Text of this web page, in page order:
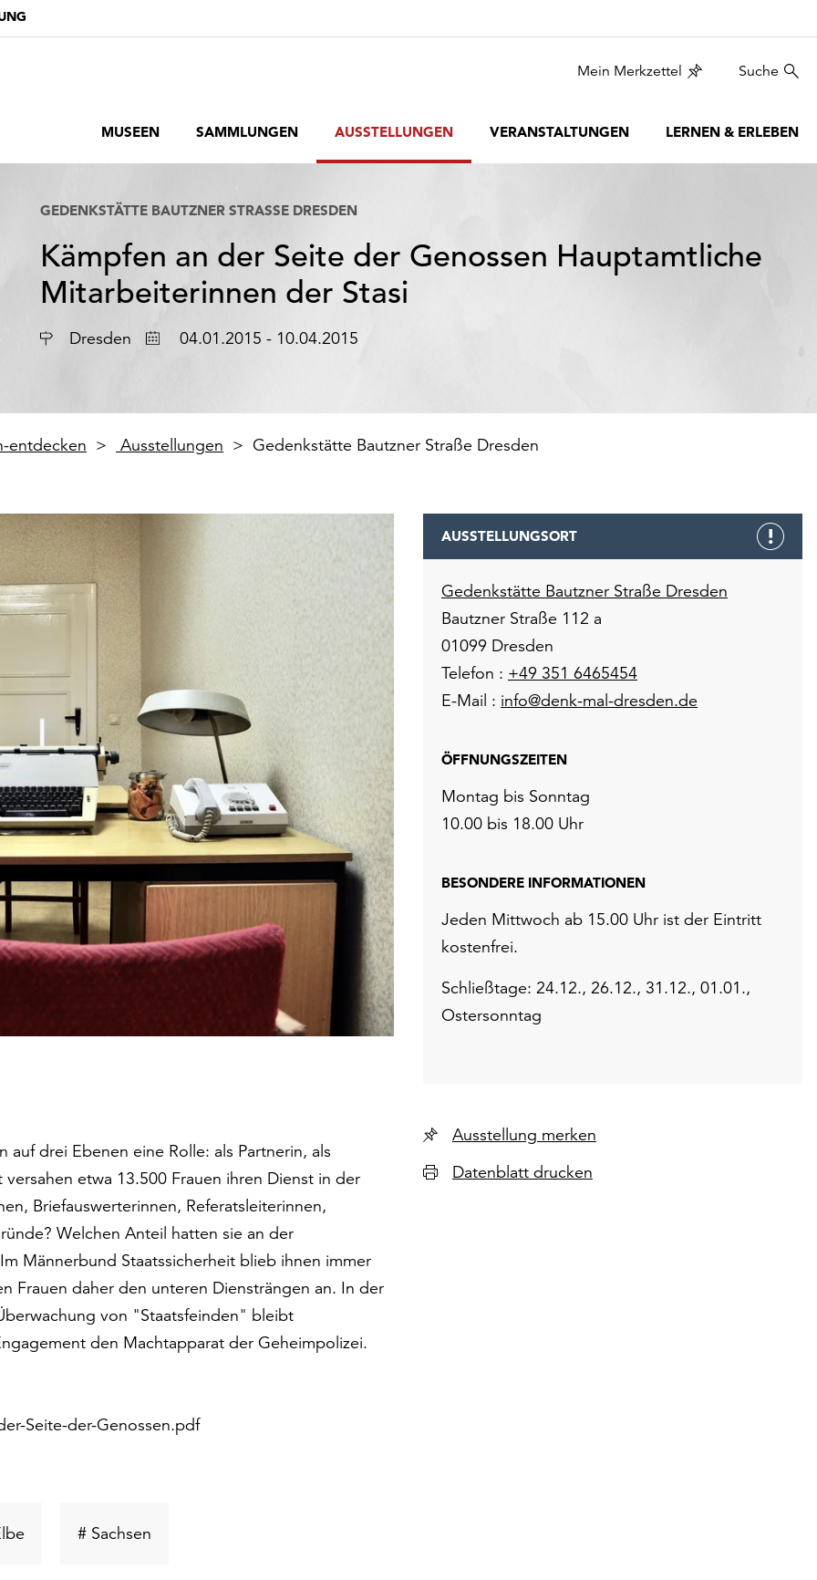
Mein Merkzettel Suche
MUSEEN SAMMLUNGEN AUSSTELLUNGEN VERANSTALTUNGEN LERNEN & ERLEBEN
GEDENKSTÄTTE BAUTZNER STRASSE DRESDEN
Kämpfen an der Seite der Genossen Hauptamtliche
Mitarbeiterinnen der Stasi
Ort Dresden Datum04.01.2015 - 10.04.2015
entdecken Ausstellungen Gedenkstätte Bautzner Straße Dresden
drei Ebenen eine Rolle: als Partnerin, als
etwa 13.500 Frauen ihren Dienst in der
Briefauswerterinnen, Referatsleiterinnen,
Welchen Anteil hatten sie an der
Männerbund Staatssicherheit blieb ihnen immer
Frauen daher den unteren Diensträngen an. In der
von "Staatsfeinden" bleibt
den Machtapparat der Geheimpolizei.
Seite-der-Genossen.pdf
Schlüsselwort
# SachsenSchlüsselwort
AUSSTELLUNGSORT
Gedenkstätte Bautzner Straße Dresden
Bautzner Straße 112 a
01099 Dresden
Telefon : +49 351 6465454
E-Mail : info@denk-mal-dresden.de
ÖFFNUNGSZEITEN
Montag bis Sonntag
10.00 bis 18.00 Uhr
BESONDERE INFORMATIONEN
Jeden Mittwoch ab 15.00 Uhr ist der Eintritt
kostenfrei.
Schließtage: 24.12., 26.12., 31.12., 01.01.,
Ostersonntag
Ausstellung merken
Datenblatt drucken